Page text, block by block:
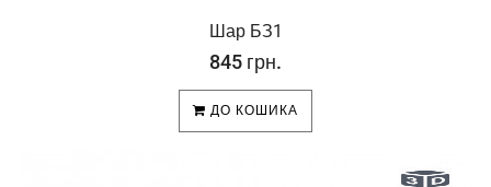
Шар БЗ1
845 грн.
ДО КОШИКА